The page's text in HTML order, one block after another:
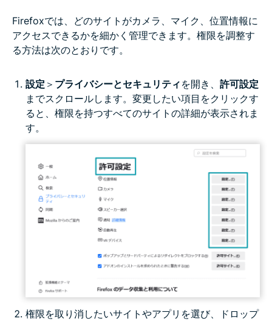
Firefoxでは、どのサイトがカメラ、マイク、位置情報に
アクセスできるかを細かく管理できます。権限を調整す
る方法は次のとおりです。
設定 ＞ プライバシーとセキュリティ を開き、 許可設定
までスクロールします。変更したい項目をクリックす
ると、権限を持つすべてのサイトの詳細が表示されま
す。
権限を取り消したいサイトやアプリを選び、ドロップ